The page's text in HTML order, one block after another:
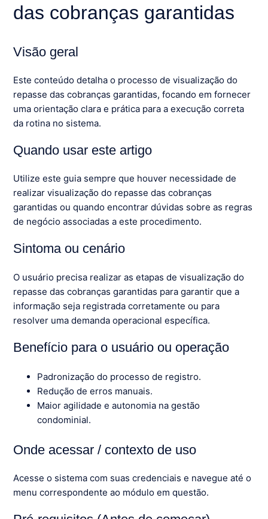
das cobranças garantidas
Visão geral
Este conteúdo detalha o processo de visualização do
repasse das cobranças garantidas, focando em fornecer
uma orientação clara e prática para a execução correta
da rotina no sistema.
Quando usar este artigo
Utilize este guia sempre que houver necessidade de
realizar visualização do repasse das cobranças
garantidas ou quando encontrar dúvidas sobre as regras
de negócio associadas a este procedimento.
Sintoma ou cenário
O usuário precisa realizar as etapas de visualização do
repasse das cobranças garantidas para garantir que a
informação seja registrada corretamente ou para
resolver uma demanda operacional específica.
Benefício para o usuário ou operação
Padronização do processo de registro.
Redução de erros manuais.
Maior agilidade e autonomia na gestão
condominial.
Onde acessar / contexto de uso
Acesse o sistema com suas credenciais e navegue até o
menu correspondente ao módulo em questão.